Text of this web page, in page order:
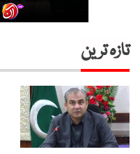
تازہ ترین